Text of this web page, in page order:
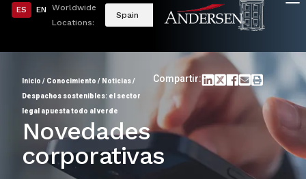
ES EN
Worldwide
Locations:
Spain
Inicio / Conocimiento / Noticias/
Despachos sostenibles: el sector
legal apuesta todo al verde
Compartir:
Novedades
corporativas